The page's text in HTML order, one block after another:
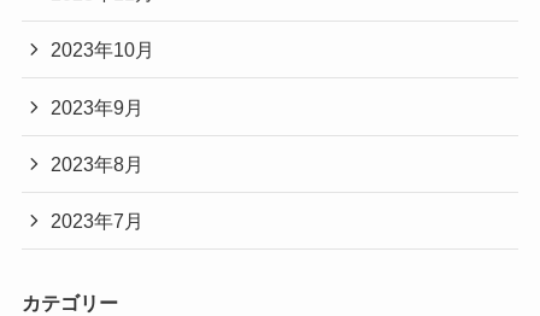
2023年10月
2023年9月
2023年8月
2023年7月
カテゴリー